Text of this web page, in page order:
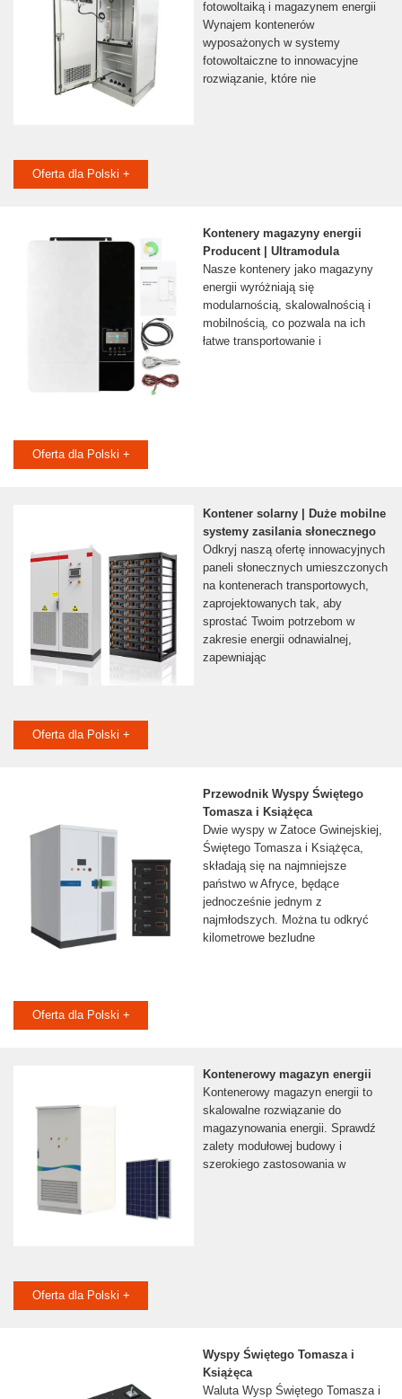
fotowoltaiką i magazynem energii
Wynajem kontenerów
wyposażonych w systemy
fotowoltaiczne to innowacyjne
rozwiązanie, które nie
Oferta dla Polski +
Kontenery magazyny energii
Producent | Ultramodula
Nasze kontenery jako magazyny
energii wyróżniają się
modularnością, skalowalnością i
mobilnością, co pozwala na ich
łatwe transportowanie i
Oferta dla Polski +
Kontener solarny | Duże mobilne
systemy zasilania słonecznego
Odkryj naszą ofertę innowacyjnych
paneli słonecznych umieszczonych
na kontenerach transportowych,
zaprojektowanych tak, aby
sprostać Twoim potrzebom w
zakresie energii odnawialnej,
zapewniając
Oferta dla Polski +
Przewodnik Wyspy Świętego
Tomasza i Książęca
Dwie wyspy w Zatoce Gwinejskiej,
Świętego Tomasza i Książęca,
składają się na najmniejsze
państwo w Afryce, będące
jednocześnie jednym z
najmłodszych. Można tu odkryć
kilometrowe bezludne
Oferta dla Polski +
Kontenerowy magazyn energii
Kontenerowy magazyn energii to
skalowalne rozwiązanie do
magazynowania energii. Sprawdź
zalety modułowej budowy i
szerokiego zastosowania w
Oferta dla Polski +
Wyspy Świętego Tomasza i
Książęca
Waluta Wysp Świętego Tomasza i